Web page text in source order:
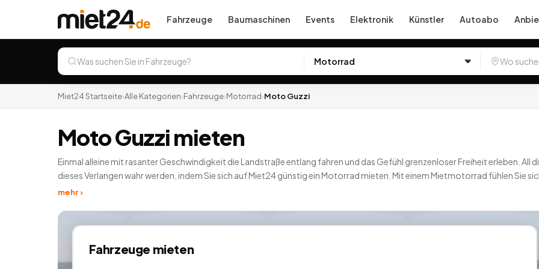
Fahrzeuge Baumaschinen Events Elektronik Künstler Autoabo
Miet24 Startseite›Alle Kategorien›Fahrzeuge›Motorrad›Moto Guzzi
Moto Guzzi mieten
Einmal alleine mit rasanter Geschwindigkeit die Landstraße entlang fahren und das Gefühl grenzenloser Freiheit erleben. All
dieses Verlangen wahr werden, indem Sie sich auf Miet24 günstig ein Motorrad mieten. Mit einem Mietmotorrad fühlen Sie
besonderen Menschen in Ihrem Umfeld eine außergewöhnliche Freude. Wenn Sie auf Miet24 ein Motorrad mieten, haben Sie
ein Motorrad mieten.
mehr ›
Fahrzeuge mieten